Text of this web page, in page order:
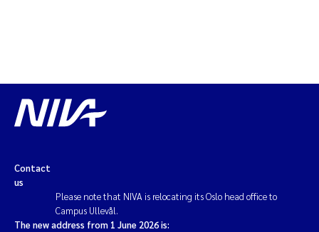
Contact
us
Please note that NIVA is relocating its Oslo head office to
Campus Ullevål.
The new address from 1 June 2026 is: